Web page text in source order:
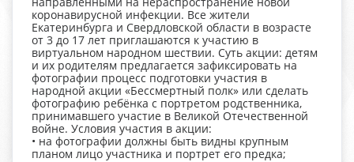
коронавирусной инфекции. Все жители
Екатеринбурга и Свердловской области в возрасте
от 3 до 17 лет приглашаются к участию в
виртуальном народном шествии. Суть акции: детям
и их родителям предлагается зафиксировать на
фотографии процесс подготовки участия в
народной акции «Бессмертный полк» или сделать
фотографию ребёнка с портретом родственника,
принимавшего участие в Великой Отечественной
войне. Условия участия в акции:
• на фотографии должны быть видны крупным
планом лицо участника и портрет его предка;